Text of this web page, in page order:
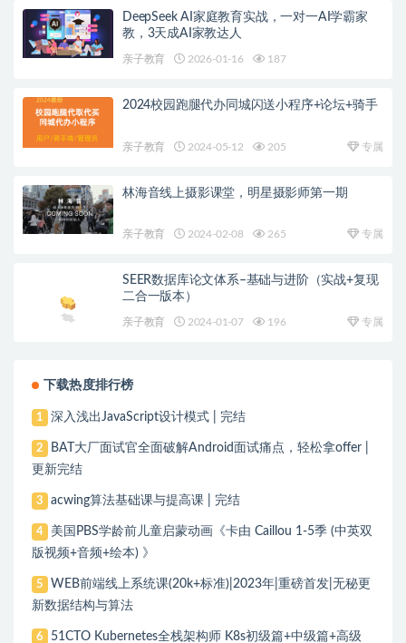
DeepSeek AI家庭教育实战，一对一AI学霸家
教，3天成AI家教达人
亲子教育 2026-01-16 187
2024校园跑腿代办同城闪送小程序+论坛+骑手
亲子教育 2024-05-12 205 专属
林海音线上摄影课堂，明星摄影师第一期
亲子教育 2024-02-08 265 专属
SEER数据库论文体系–基础与进阶（实战+复现
二合一版本）
亲子教育 2024-01-07 196 专属
下载热度排行榜
1 深入浅出JavaScript设计模式 | 完结
2
BAT大厂面试官全面破解Android面试痛点，轻松拿offer |
更新完结
3 acwing算法基础课与提高课 | 完结
4
美国PBS学龄前儿童启蒙动画《卡由 Caillou 1-5季 (中英双
版视频+音频+绘本) 》
5
WEB前端线上系统课(20k+标准)|2023年|重磅首发|无秘更
新数据结构与算法
6 51CTO Kubernetes全栈架构师 K8s初级篇+中级篇+高级